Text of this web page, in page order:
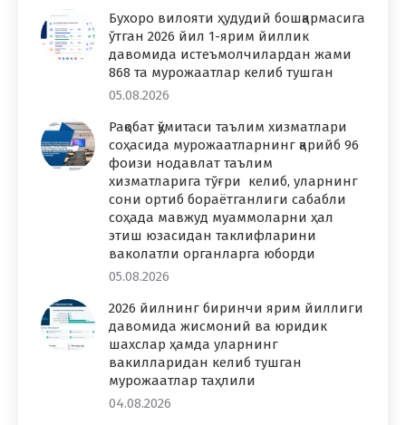
Бухоро вилояти ҳудудий бошқармасига
ўтган 2026 йил 1-ярим йиллик
давомида истеъмолчилардан жами
868 та мурожаатлар келиб тушган
05.08.2026
Рақобат қўмитаси таълим хизматлари
соҳасида мурожаатларнинг қарийб 96
фоизи нодавлат таълим
хизматларига тўғри келиб, уларнинг
сони ортиб бораётганлиги сабабли
соҳада мавжуд муаммоларни ҳал
этиш юзасидан таклифларини
ваколатли органларга юборди
05.08.2026
2026 йилнинг биринчи ярим йиллиги
давомида жисмоний ва юридик
шахслар ҳамда уларнинг
вакилларидан келиб тушган
мурожаатлар таҳлили
04.08.2026